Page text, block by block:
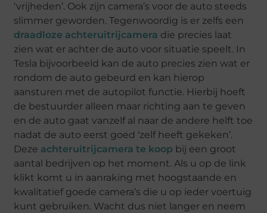
‘vrijheden’. Ook zijn camera’s voor de auto steeds
slimmer geworden. Tegenwoordig is er zelfs een
draadloze achteruitrijcamera die precies laat
zien wat er achter de auto voor situatie speelt. In
Tesla bijvoorbeeld kan de auto precies zien wat er
rondom de auto gebeurd en kan hierop
aansturen met de autopilot functie. Hierbij hoeft
de bestuurder alleen maar richting aan te geven
en de auto gaat vanzelf al naar de andere helft toe
nadat de auto eerst goed ‘zelf heeft gekeken’.
Deze achteruitrijcamera te koop bij een groot
aantal bedrijven op het moment. Als u op de link
klikt komt u in aanraking met hoogstaande en
kwalitatief goede camera’s die u op ieder voertuig
kunt gebruiken. Wacht dus niet langer en neem